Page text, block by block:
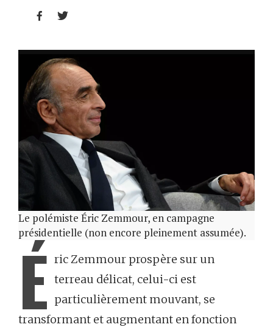
 
Le polémiste Éric Zemmour, en campagne
présidentielle (non encore pleinement assumée).
É ric Zemmour prospère sur un
terreau délicat, celui-ci est
particulièrement mouvant, se
transformant et augmentant en fonction